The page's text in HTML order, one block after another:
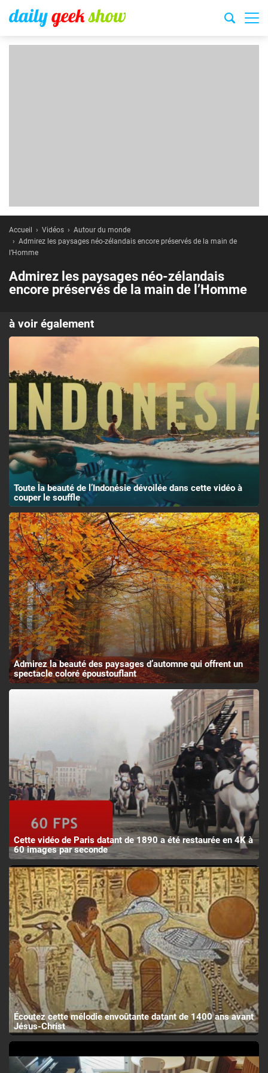
Accueil Vidéos
Autour du monde
Admirez les paysages néo-zélandais encore préservés de la main de
l’Homme
Admirez les paysages néo-zélandais
encore préservés de la main de l’Homme
à voir également
Toute la beauté de l’Indonésie dévoilée dans cette vidéo à
couper le souffle
Admirez la beauté des paysages d’automne qui offrent un
spectacle coloré époustouflant
Cette vidéo de Paris datant de 1890 a été restaurée en 4K à
60 images par seconde
Écoutez cette mélodie envoûtante datant de 1400 ans avant
Jésus-Christ